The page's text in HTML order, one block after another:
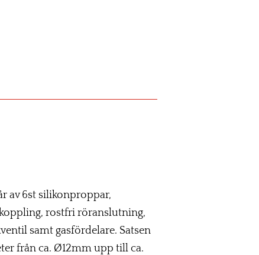
av 6st silikonproppar,
rostfri röranslutning,
samt gasfördelare. Satsen
från ca. Ø12mm upp till ca.